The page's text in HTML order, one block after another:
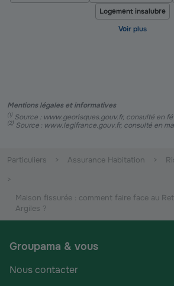
Logement insalubre
Mentions légales et informatives
(1) Source : www.georisques.gouv.fr, consulté en
(2) Source : www.legifrance.gouv.fr, consulté en
Particuliers Assurance Habitation
Maison fissurée : comment faire face au
Argiles ?
Groupama & vous
Nous contacter